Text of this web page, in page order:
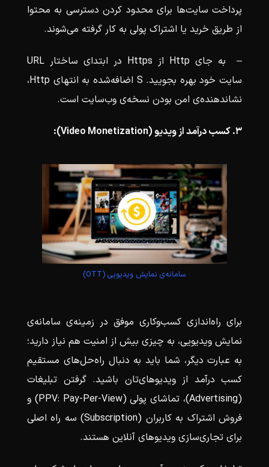
پرداخت سایت‌ها برای محدود کردن دسترسی به محتوا
از طریق خرید یا اشتراک پولی به‌ کار گرفته می‌شوند.
– به جای Http از Https در ابتدای ساختار URL
سایت خود بهره بجویید. S اضافه‌شده به انتهای Http،
نشاندهنده‌ی امن بودن نسخه‌ی وب‌سایت‌ است.
3. کسب درآمد از ویدیو (Video Monetization):
سامانه‌ی نمایش ویدیویی (OTT)
برای راه‌اندازی کسب‌و‌کاری موفق در زمینه‌ی سامانه‌ی
نمایش ویدیویی، به چیزی بیش از امنیت هم نیاز دارید؛
به عبارت دیگر، شما باید به دنبال راه‌حل‌های مستقیم
کسب درآمد از ویدیوهای‌تان باشید. گرفتن تبلیغات
(Advertising)، تماشای پولی (PPV: Pay-Per-View) و
فروش اشتراک به کاربران (Subscription) سه راه اصلی
برای تجاری‌سازی ویدیوهای آنلاین هستند.